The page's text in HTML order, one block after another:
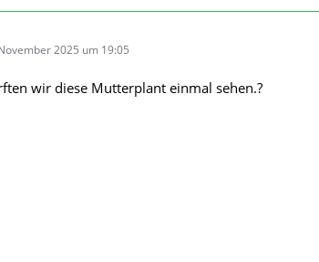
2025 um 19:05
wir diese Mutterplant einmal sehen.?